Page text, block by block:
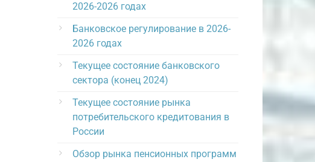
2026-2026 годах
Банковское регулирование в 2026-
2026 годах
Текущее состояние банковского
сектора (конец 2024)
Текущее состояние рынка
потребительского кредитования в
России
Обзор рынка пенсионных программ